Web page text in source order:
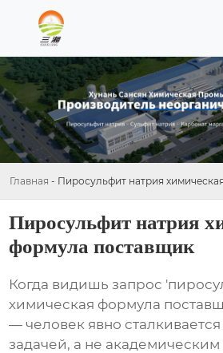
Главная - Пиросульфит натрия
Пиросульфит натрия
формула поставщик
Когда видишь запрос
химическая формула
— человек явно
задачей, а не